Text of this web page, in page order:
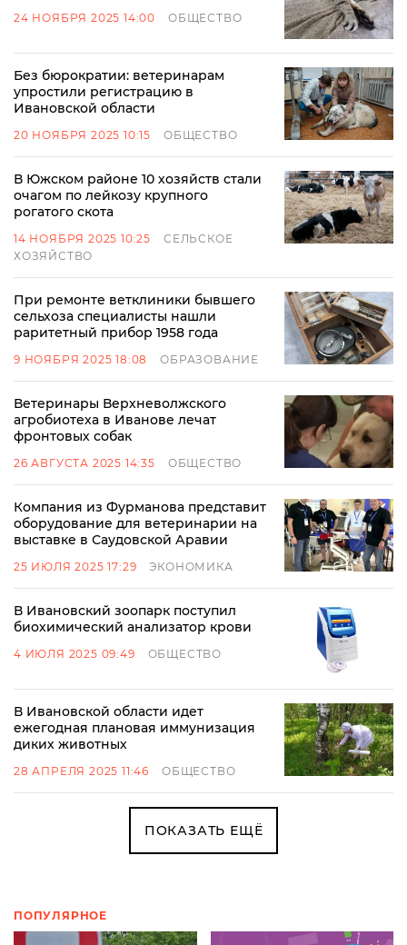
24 НОЯБРЯ 2025 14:00 ОБЩЕСТВО
Без бюрократии: ветеринарам
упростили регистрацию в
Ивановской области
20 НОЯБРЯ 2025 10:15 ОБЩЕСТВО
В Южском районе 10 хозяйств стали
очагом по лейкозу крупного
рогатого скота
14 НОЯБРЯ 2025 10:25
СЕЛЬСКОЕ
ХОЗЯЙСТВО
При ремонте ветклиники бывшего
сельхоза специалисты нашли
раритетный прибор 1958 года
9 НОЯБРЯ 2025 18:08 ОБРАЗОВАНИЕ
Ветеринары Верхневолжского
агробиотеха в Иванове лечат
фронтовых собак
26 АВГУСТА 2025 14:35 ОБЩЕСТВО
Компания из Фурманова представит
оборудование для ветеринарии на
выставке в Саудовской Аравии
25 ИЮЛЯ 2025 17:29 ЭКОНОМИКА
В Ивановский зоопарк поступил
биохимический анализатор крови
4 ИЮЛЯ 2025 09:49 ОБЩЕСТВО
В Ивановской области идет
ежегодная плановая иммунизация
диких животных
28 АПРЕЛЯ 2025 11:46 ОБЩЕСТВО
ПОКАЗАТЬ ЕЩЁ
ПОПУЛЯРНОЕ